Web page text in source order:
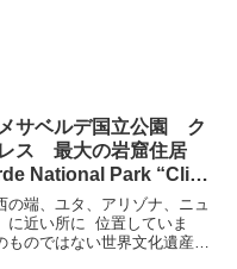
サベルデ国立公園 ク
レス 最大の岩窟住居
National Park “Cliff
端、ユタ、アリゾナ、ニュ
に近い所に 位置していま
のではない世界文化遺産に